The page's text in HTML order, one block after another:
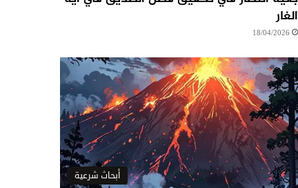
الغار
18/04/2026
أبحاث شرعية